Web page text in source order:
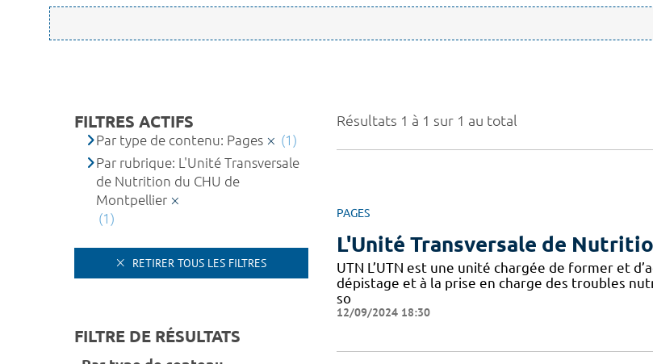
Résultats 1 à 1 sur 1 au total
PAGES
L'Unité Transversale de
UTN L’UTN est une unité chargée de former et
dépistage et à la prise en charge des troubles
so
12/09/2024 18:30
FILTRES ACTIFS
Par type de contenu: Pages
(1)
Par rubrique: L'Unité Transversale
de Nutrition du CHU de
Montpellier
(1)
RETIRER TOUS LES FILTRES
FILTRE DE RÉSULTATS